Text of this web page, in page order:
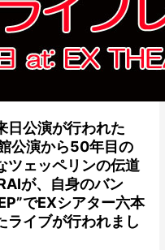
日公演が行われた
公演から50年目の
ツェッペリンの伝道
が、自身のバン
でEXシアター六本
ライブが行われまし